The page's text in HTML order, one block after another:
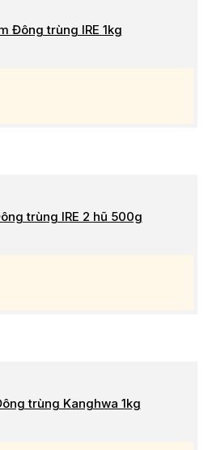
Đông trùng IRE 1kg
trùng IRE 2 hũ 500g
trùng Kanghwa 1kg